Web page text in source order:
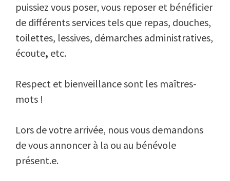
puissiez vous poser, vous reposer et bénéficier
de différents services tels que repas, douches,
toilettes, lessives, démarches administratives,
écoute, etc.
Respect et bienveillance sont les maîtres-
mots !
Lors de votre arrivée, nous vous demandons
de vous annoncer à la ou au bénévole
présent.e.